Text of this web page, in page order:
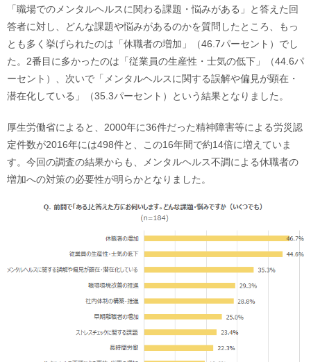
「職場でのメンタルヘルスに関わる課題・悩みがある」と答えた回
答者に対し、どんな課題や悩みがあるのかを質問したところ、もっ
とも多く挙げられたのは「休職者の増加」（46.7パーセント）でし
た。2番目に多かったのは「従業員の生産性・士気の低下」（44.6パ
ーセント）、次いで「メンタルヘルスに関する誤解や偏見が顕在・
潜在化している」（35.3パーセント）という結果となりました。
厚生労働省によると、2000年に36件だった精神障害等による労災認
定件数が2016年には498件と、この16年間で約14倍に増えていま
す。今回の調査の結果からも、メンタルヘルス不調による休職者の
増加への対策の必要性が明らかとなりました。